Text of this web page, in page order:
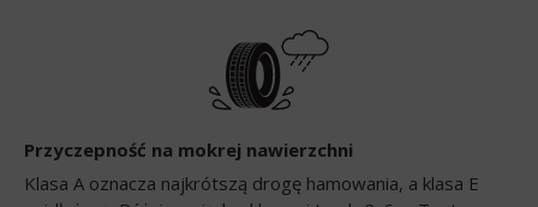
Przyczepność na mokrej nawierzchni
Klasa A oznacza najkrótszą drogę hamowania, a klasa E